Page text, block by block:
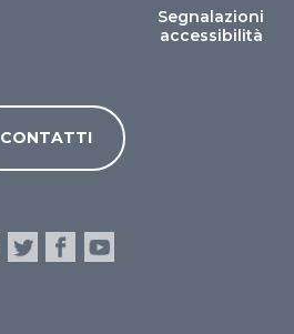
Segnalazioni
accessibilità
CONTATTI